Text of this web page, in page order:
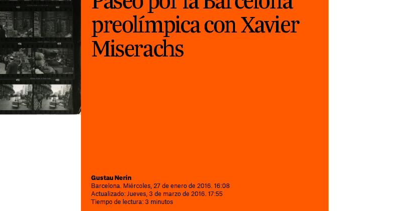
preolímpica con Xavier
Miserachs
Gustau Nerín
Barcelona. Miércoles, 27 de enero de 2016. 16:08
Actualizado: Jueves, 3 de marzo de 2016. 17:55
Tiempo de lectura: 3 minutos